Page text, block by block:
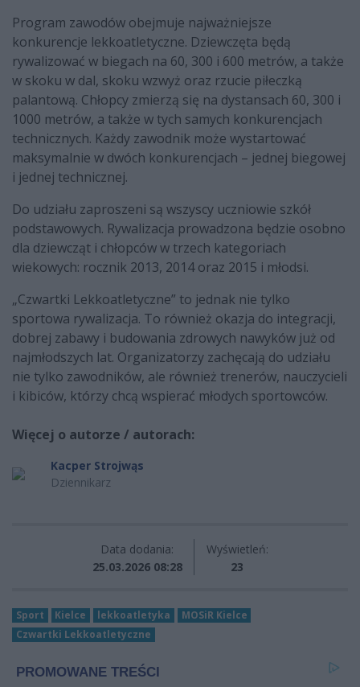
Program zawodów obejmuje najważniejsze
konkurencje lekkoatletyczne. Dziewczęta będą
rywalizować w biegach na 60, 300 i 600 metrów, a także
w skoku w dal, skoku wzwyż oraz rzucie piłeczką
palantową. Chłopcy zmierzą się na dystansach 60, 300 i
1000 metrów, a także w tych samych konkurencjach
technicznych. Każdy zawodnik może wystartować
maksymalnie w dwóch konkurencjach – jednej biegowej
i jednej technicznej.
Do udziału zaproszeni są wszyscy uczniowie szkół
podstawowych. Rywalizacja prowadzona będzie osobno
dla dziewcząt i chłopców w trzech kategoriach
wiekowych: rocznik 2013, 2014 oraz 2015 i młodsi.
„Czwartki Lekkoatletyczne” to jednak nie tylko
sportowa rywalizacja. To również okazja do integracji,
dobrej zabawy i budowania zdrowych nawyków już od
najmłodszych lat. Organizatorzy zachęcają do udziału
nie tylko zawodników, ale również trenerów, nauczycieli
i kibiców, którzy chcą wspierać młodych sportowców.
Więcej o autorze / autorach:
Kacper Strojwąs
Dziennikarz
Data dodania:
25.03.2026 08:28
Wyświetleń:
23
Sport Kielce lekkoatletyka
MOSiR Kielce
Czwartki Lekkoatletyczne